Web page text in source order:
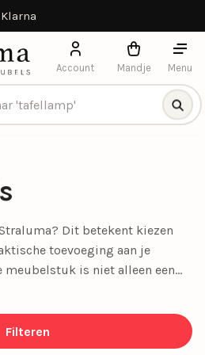
Account Mandje Menu
Dit betekent kiezen
toevoeging aan je
is niet alleen een
boeken of
salontafels
vind je de perfecte tafel die bij
Filteren